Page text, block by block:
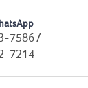
7586/
7214